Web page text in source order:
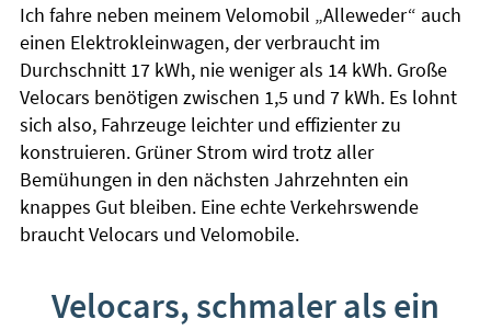
Ich fahre neben meinem Velomobil „Alleweder“ auch
einen Elektrokleinwagen, der verbraucht im
Durchschnitt 17 kWh, nie weniger als 14 kWh. Große
Velocars benötigen zwischen 1,5 und 7 kWh. Es lohnt
sich also, Fahrzeuge leichter und effizienter zu
konstruieren. Grüner Strom wird trotz aller
Bemühungen in den nächsten Jahrzehnten ein
knappes Gut bleiben. Eine echte Verkehrswende
braucht Velocars und Velomobile.
Velocars, schmaler als ein